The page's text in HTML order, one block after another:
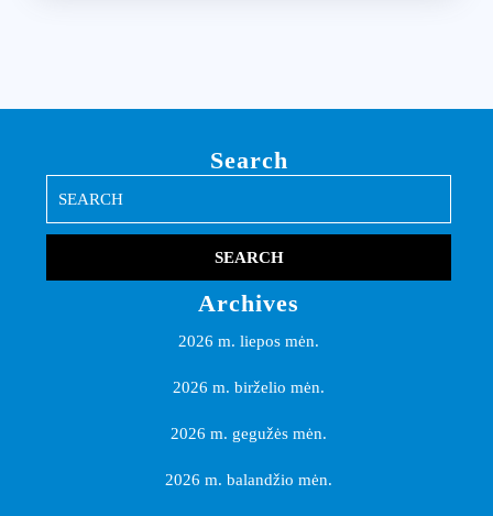
Search
for:
Archives
2026 m. liepos mėn.
2026 m. birželio mėn.
2026 m. gegužės mėn.
2026 m. balandžio mėn.